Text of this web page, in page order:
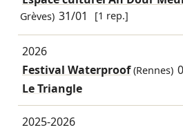
Grèves) 31/01 [1 rep.]
2026
Festival Waterproof(Rennes)
Le Triangle
2025-2026